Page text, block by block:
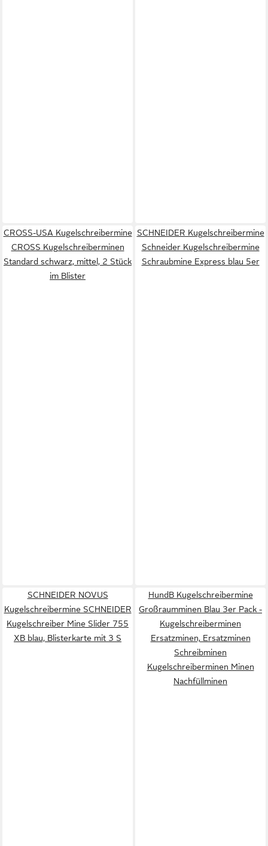
CROSS-USA Kugelschreibermine
CROSS Kugelschreiberminen
Standard schwarz, mittel, 2 Stück
im Blister
SCHNEIDER Kugelschreibermine
Schneider Kugelschreibermine
Schraubmine Express blau 5er
SCHNEIDER NOVUS
Kugelschreibermine SCHNEIDER
Kugelschreiber Mine Slider 755
XB blau, Blisterkarte mit 3 S
HundB Kugelschreibermine
Großraumminen Blau 3er Pack -
Kugelschreiberminen
Ersatzminen, Ersatzminen
Schreibminen
Kugelschreiberminen Minen
Nachfüllminen